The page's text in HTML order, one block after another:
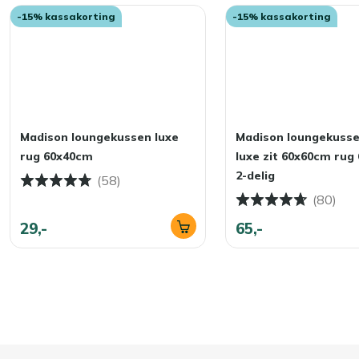
-15% kassakorting
Madison loungekussen luxe
rug 60x40cm
(58)
29,-
-15% kassakorting
Madison
luxe zit 60x60cm rug
2-delig
(80)
65,-